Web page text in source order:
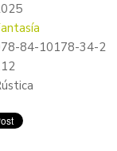
84-10178-34-2